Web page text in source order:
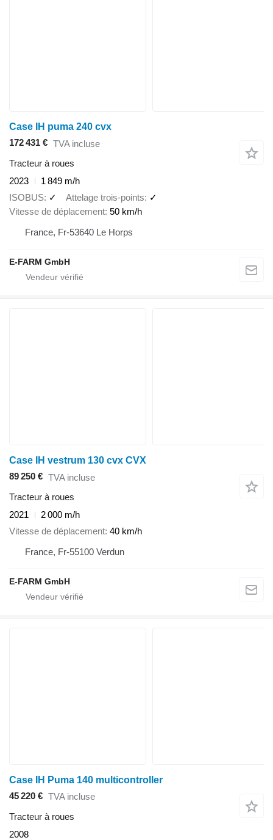
Case IH puma 240 cvx
172 431 € TVA incluse
Tracteur à roues
2023
1 849 m/h
ISOBUS ✓ Attelage trois-points
✓
Vitesse de déplacement 50 km/h
France, Fr-53640 Le Horps
E-FARM GmbH
Case IH vestrum 130 cvx CVX
89 250 € TVA incluse
Tracteur à roues
2021
2 000 m/h
Vitesse de déplacement 40 km/h
France, Fr-55100 Verdun
E-FARM GmbH
Case IH Puma 140 multicontroller
45 220 € TVA incluse
Tracteur à roues
2008